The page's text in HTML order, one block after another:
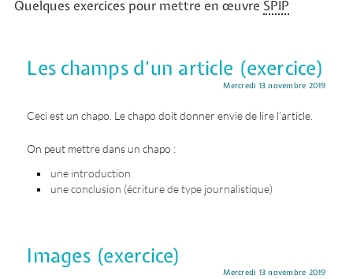
Quelques exercices pour mettre en œuvre SPIP
Les champs d’un article (exercice)
Mercredi 13 novembre 2019
Ceci est un chapo. Le chapo doit donner envie de lire l’article.
On peut mettre dans un chapo :
une introduction
une conclusion (écriture de type journalistique)
Images (exercice)
Mercredi 13 novembre 2019